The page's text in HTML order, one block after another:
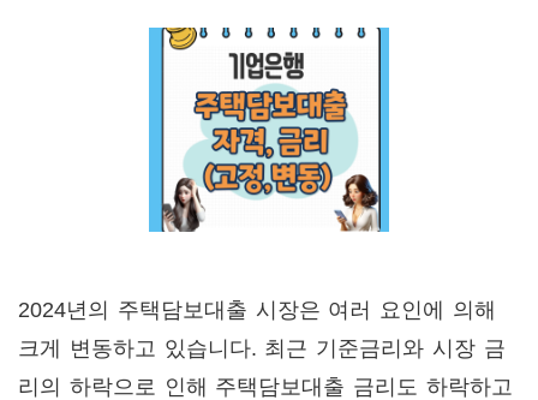
2024년의 주택담보대출 시장은 여러 요인에 의해
크게 변동하고 있습니다. 최근 기준금리와 시장 금
리의 하락으로 인해 주택담보대출 금리도 하락하고